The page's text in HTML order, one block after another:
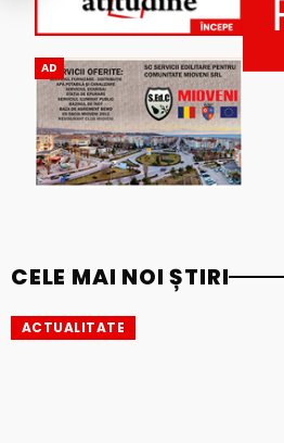
AD
CELE MAI NOI ȘTIRI
ACTUALITATE